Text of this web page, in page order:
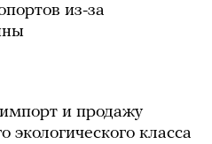
из-за
и продажу
экологического класса